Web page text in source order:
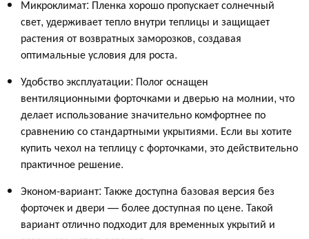
Микроклимат: Пленка хорошо пропускает солнечный
свет, удерживает тепло внутри теплицы и защищает
растения от возвратных заморозков, создавая
оптимальные условия для роста.
Удобство эксплуатации: Полог оснащен
вентиляционными форточками и дверью на молнии, что
делает использование значительно комфортнее по
сравнению со стандартными укрытиями. Если вы хотите
купить чехол на теплицу с форточками, это действительно
практичное решение.
Эконом-вариант: Также доступна базовая версия без
форточек и двери — более доступная по цене. Такой
вариант отлично подходит для временных укрытий и